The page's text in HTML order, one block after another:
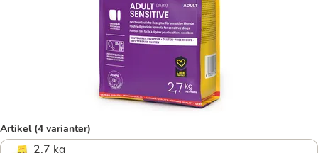
Artikel (4 varianter)
2,7 kg